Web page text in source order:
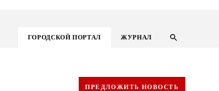
ГОРОДСКОЙ ПОРТАЛ ЖУРНАЛ
ПРЕДЛОЖИТЬ НОВОСТЬ